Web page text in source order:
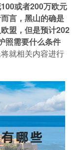
或者200万欧元
言，黑山的确是
盟，但是预计202
照需要什么条件
就相关内容进行